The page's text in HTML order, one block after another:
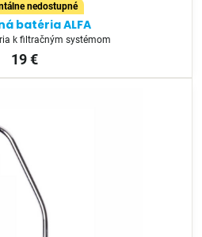
nedostupné
batéria ALFA
k filtračným systémom
19 €